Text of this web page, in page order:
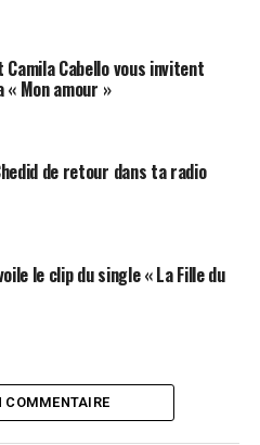
Cabello vous invitent
« Mon amour »
de retour dans ta radio
le clip du single « La Fille du
COMMENTAIRE